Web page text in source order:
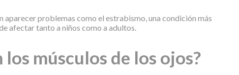
aparecer problemas como el estrabismo, una condición más
afectar tanto a niños como a adultos.
músculos de los ojos?